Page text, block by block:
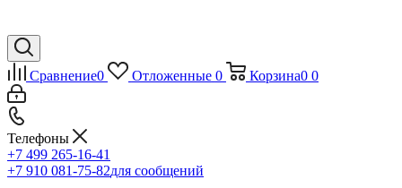
Сравнение0 Отложенные 0 Корзина0 0
Телефоны
+7 499 265-16-41
+7 910 081-75-82для сообщений